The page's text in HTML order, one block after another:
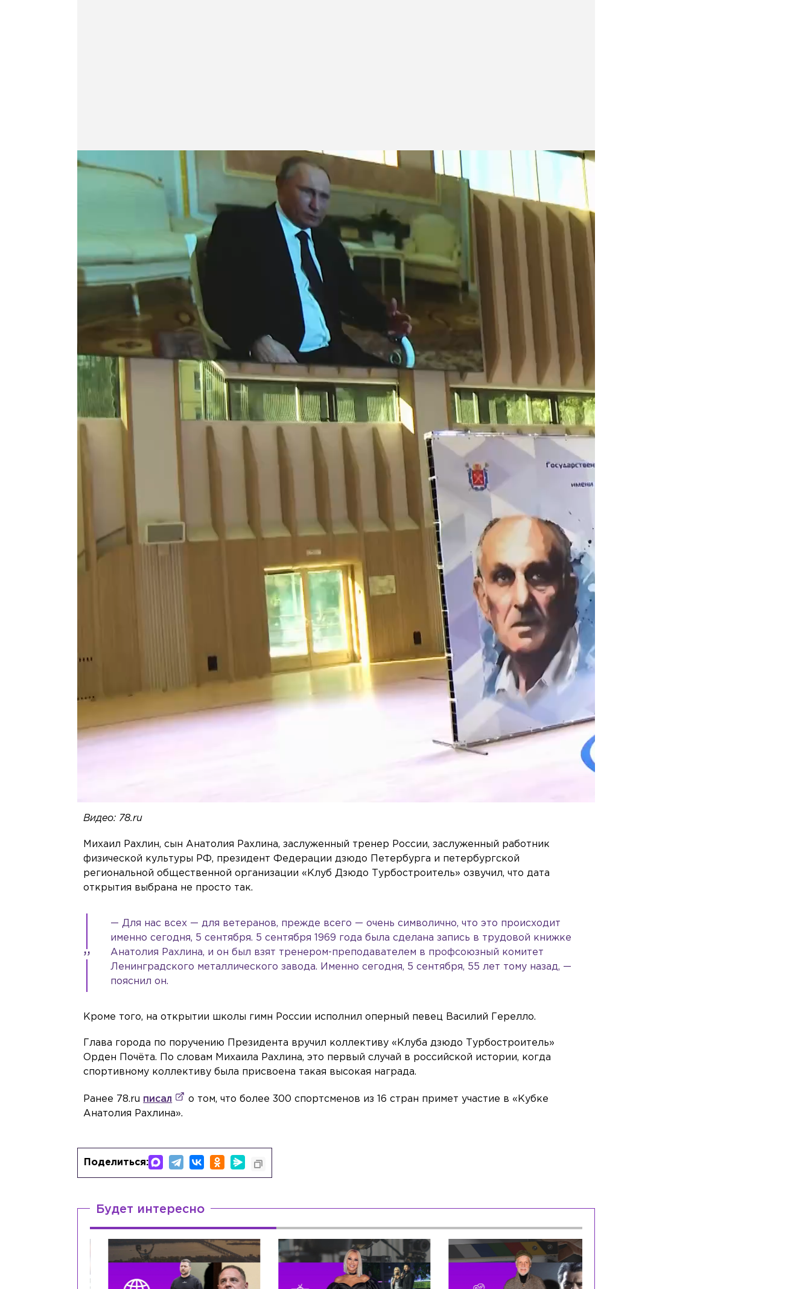
Видео: 78.ru
Михаил Рахлин, сын Анатолия Рахлина, заслуженный тренер России, заслуженный работник
физической культуры РФ, президент Федерации дзюдо Петербурга и петербургской
региональной общественной организации «Клуб Дзюдо Турбостроитель» озвучил, что дата
открытия выбрана не просто так.
— Для нас всех — для ветеранов, прежде всего — очень символично, что это происходит
именно сегодня, 5 сентября. 5 сентября 1969 года была сделана запись в трудовой книжке
Анатолия Рахлина, и он был взят тренером-преподавателем в профсоюзный комитет
Ленинградского металлического завода. Именно сегодня, 5 сентября, 55 лет тому назад, —
пояснил он.
Кроме того, на открытии школы гимн России исполнил оперный певец Василий Герелло.
Глава города по поручению Президента вручил коллективу «Клуба дзюдо Турбостроитель»
Орден Почёта. По словам Михаила Рахлина, это первый случай в российской истории, когда
спортивному коллективу была присвоена такая высокая награда.
Ранее 78.ru писал
о том, что более 300 спортсменов из 16 стран примет участие в «Кубке
Анатолия Рахлина».
Поделиться:
Будет интересно